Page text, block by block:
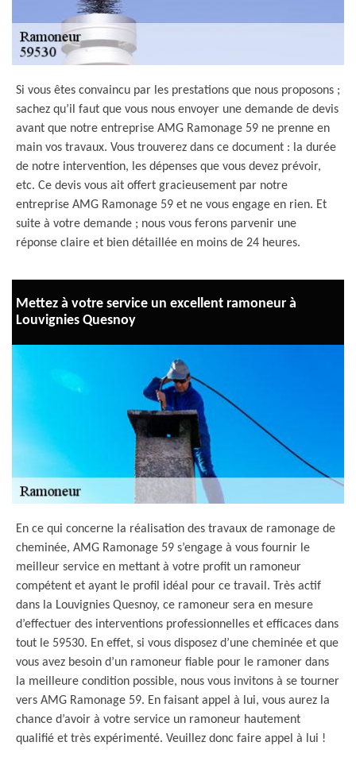
Si vous êtes convaincu par les prestations que nous proposons ;
sachez qu’il faut que vous nous envoyer une demande de devis
avant que notre entreprise AMG Ramonage 59 ne prenne en
main vos travaux. Vous trouverez dans ce document : la durée
de notre intervention, les dépenses que vous devez prévoir,
etc. Ce devis vous ait offert gracieusement par notre
entreprise AMG Ramonage 59 et ne vous engage en rien. Et
suite à votre demande ; nous vous ferons parvenir une
réponse claire et bien détaillée en moins de 24 heures.
Mettez à votre service un excellent ramoneur à
Louvignies Quesnoy
En ce qui concerne la réalisation des travaux de ramonage de
cheminée, AMG Ramonage 59 s’engage à vous fournir le
meilleur service en mettant à votre profit un ramoneur
compétent et ayant le profil idéal pour ce travail. Très actif
dans la Louvignies Quesnoy, ce ramoneur sera en mesure
d’effectuer des interventions professionnelles et efficaces dans
tout le 59530. En effet, si vous disposez d’une cheminée et que
vous avez besoin d’un ramoneur fiable pour le ramoner dans
la meilleure condition possible, nous vous invitons à se tourner
vers AMG Ramonage 59. En faisant appel à lui, vous aurez la
chance d’avoir à votre service un ramoneur hautement
qualifié et très expérimenté. Veuillez donc faire appel à lui !